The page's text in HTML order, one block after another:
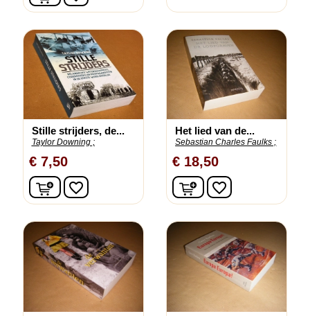
Stille strijders, de...
Taylor Downing ;
€ 7,50
In winkelwagen
favorite_border
Het lied van de...
Sebastian Charles Faulks ;
€ 18,50
In winkelwagen
favorite_border